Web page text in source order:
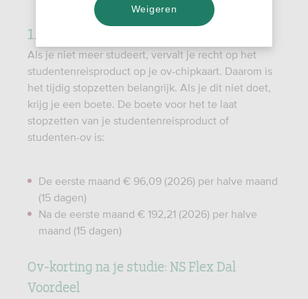
1. Studentenreisproduct stopzetten
Als je niet meer studeert, vervalt je recht op het
studentenreisproduct op je ov-chipkaart. Daarom is
het tijdig stopzetten belangrijk. Als je dit niet doet,
krijg je een boete. De boete voor het te laat
stopzetten van je studentenreisproduct of
studenten-ov is:
De eerste maand € 96,09 (2026) per halve maand
(15 dagen)
Na de eerste maand € 192,21 (2026) per halve
maand (15 dagen)
Ov-korting na je studie: NS Flex Dal
Voordeel
Weigeren